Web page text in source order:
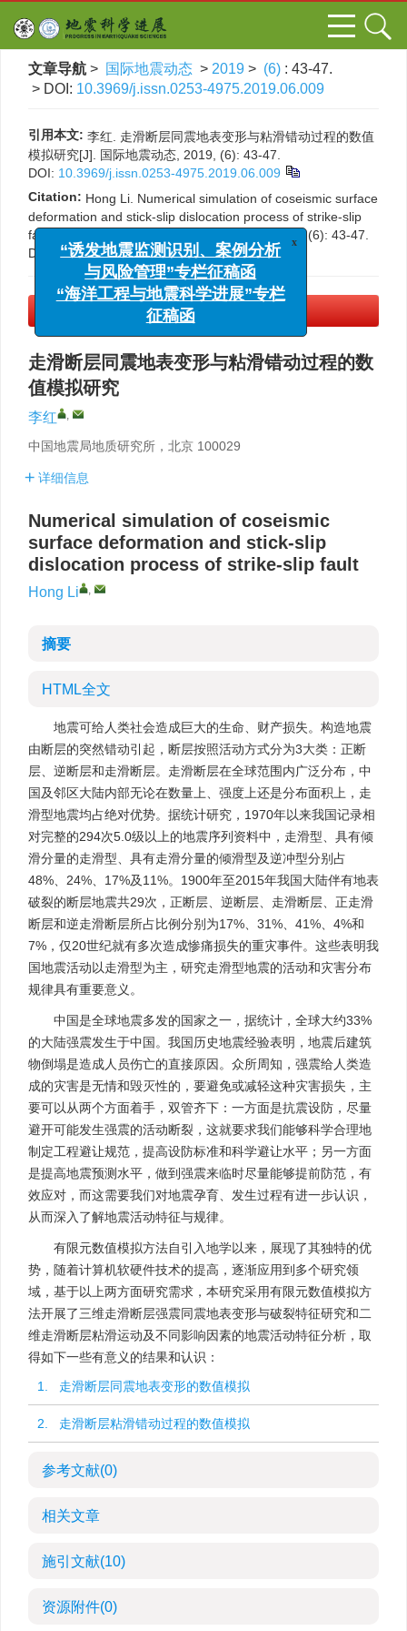
文章导航 > 国际地震动态 > 2019 > (6) : 43-47.
> DOI: 10.3969/j.issn.0253-4975.2019.06.009
引用本文: 李红. 走滑断层同震地表变形与粘滑错动过程的数值
模拟研究[J]. 国际地震动态, 2019, (6): 43-47.
DOI: 10.3969/j.issn.0253-4975.2019.06.009
Citation: Hong Li. Numerical simulation of coseismic surface
deformation and stick-slip dislocation process of strike-slip
fault[J].
, 2019, (6): 43-47.
DOI:
10.3969/j.issn.0253-4975.2019.06.009
PDF下载
走滑断层同震地表变形与粘滑错动过程的数
值模拟研究
李红 ,
中国地震局地质研究所，北京 100029
详细信息
Numerical simulation of coseismic
surface deformation and stick-slip
dislocation process of strike-slip fault
Hong Li ,
摘要
HTML全文
地震可给人类社会造成巨大的生命、财产损失。构造地震
由断层的突然错动引起，断层按照活动方式分为3大类：正断
层、逆断层和走滑断层。走滑断层在全球范围内广泛分布，中
国及邻区大陆内部无论在数量上、强度上还是分布面积上，走
滑型地震均占绝对优势。据统计研究，1970年以来我国记录相
对完整的294次5.0级以上的地震序列资料中，走滑型、具有倾
滑分量的走滑型、具有走滑分量的倾滑型及逆冲型分别占
48%、24%、17%及11%。1900年至2015年我国大陆伴有地表
破裂的断层地震共29次，正断层、逆断层、走滑断层、正走滑
断层和逆走滑断层所占比例分别为17%、31%、41%、4%和
7%，仅20世纪就有多次造成惨痛损失的重灾事件。这些表明我
国地震活动以走滑型为主，研究走滑型地震的活动和灾害分布
规律具有重要意义。
中国是全球地震多发的国家之一，据统计，全球大约33%
的大陆强震发生于中国。我国历史地震经验表明，地震后建筑
物倒塌是造成人员伤亡的直接原因。众所周知，强震给人类造
成的灾害是无情和毁灭性的，要避免或减轻这种灾害损失，主
要可以从两个方面着手，双管齐下：一方面是抗震设防，尽量
避开可能发生强震的活动断裂，这就要求我们能够科学合理地
制定工程避让规范，提高设防标准和科学避让水平；另一方面
是提高地震预测水平，做到强震来临时尽量能够提前防范，有
效应对，而这需要我们对地震孕育、发生过程有进一步认识，
从而深入了解地震活动特征与规律。
有限元数值模拟方法自引入地学以来，展现了其独特的优
势，随着计算机软硬件技术的提高，逐渐应用到多个研究领
域，基于以上两方面研究需求，本研究采用有限元数值模拟方
法开展了三维走滑断层强震同震地表变形与破裂特征研究和二
维走滑断层粘滑运动及不同影响因素的地震活动特征分析，取
得如下一些有意义的结果和认识：
1. 走滑断层同震地表变形的数值模拟
2. 走滑断层粘滑错动过程的数值模拟
参考文献(0)
相关文章
施引文献(10)
资源附件(0)
“诱发地震监测识别、案例分析
与风险管理”专栏征稿函
“海洋工程与地震科学进展”专栏
征稿函